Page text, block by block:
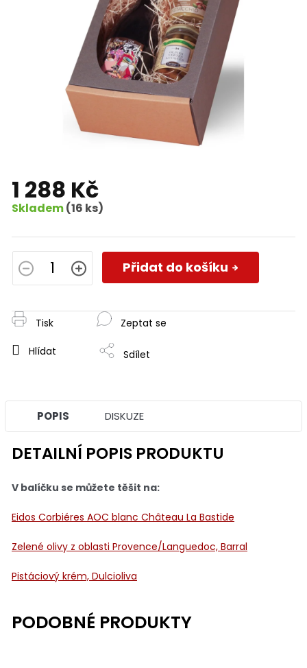
1 288 Kč
Skladem(16 ks)
Měrná
cena:
Přidat do košíku
Tisk Zeptat se
Hlídat Sdílet
POPIS DISKUZE
DETAILNÍ POPIS PRODUKTU
V balíčku se můžete těšit na:
Eidos Corbiéres AOC blanc Château La Bastide
Zelené olivy z oblasti Provence/Languedoc, Barral
Pistáciový krém, Dulcioliva